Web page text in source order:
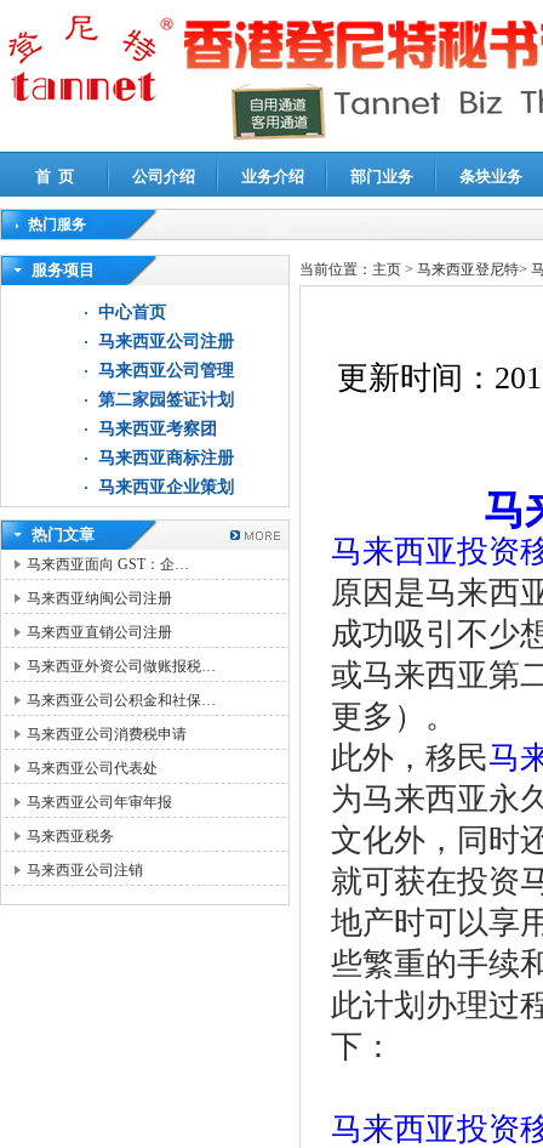
首 页 公司介绍 业务介绍 部门业务 条块业务
热门服务
高新技术企业认定审计|企业所得税汇算清缴申报鉴证
服务项目
中心首页
马来西亚公司注册
马来西亚公司管理
第二家园签证计划
马来西亚考察团
马来西亚商标注册
马来西亚企业策划
热门文章
马来西亚面向 GST：企…
马来西亚纳闽公司注册
马来西亚直销公司注册
马来西亚外资公司做账报税…
马来西亚公司公积金和社保…
马来西亚公司消费税申请
马来西亚公司代表处
马来西亚公司年审年报
马来西亚税务
马来西亚公司注销
当前位置： 主页 > 马来西亚登尼特>
更新时间：
马
马来西亚投资
原因是马来西
成功吸引不少
或马来西亚第
更多）。
此外，移民马
为马来西亚永
文化外，同时
就可获在投资
地产时可以享
些繁重的手续
此计划办理过
下：
马来西亚投资